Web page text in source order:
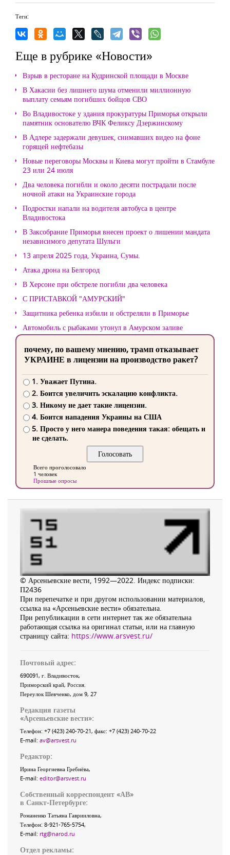
Теги:
Еще в рубрике «Новости»
Взрыв в ресторане на Кудринской площади в Москве
В Хакасии без лишнего шума отменили миллионную
выплату семьям погибших бойцов СВО
Во Владивостоке у здания прокуратуры Приморья открыли
памятник основателю ВЧК Феликсу Дзержинскому
В Адлере задержали девушек, снимавших видео на фоне
горящей нефтебазы
Новые переговоры Москвы и Киева могут пройти в Стамбуле
23 или 24 июля
Два человека погибли и около десяти пострадали после
ночной атаки на Украинские города
Подростки напали на водителя автобуса в центре
Владивостока
В Заксобрание Приморья внесен проект о лишении мандата
независимого депутата Шульги
13 апреля 2025 года, Украина, Сумы.
Атака дрона на Белгород
В Херсоне при обстреле погибли два человека
С ПРИСТАВКОЙ "АМУРСКИЙ"
Защитника ребенка избили и обстреляли в Приморье
Автомобиль с рыбаками утонул в Амурском заливе
почему, по вашему мнению, трамп отказывает
УКРАИНЕ в лицензии на производство ракет?
1. Уважает Путина.
2. Боится увеличить эскалацию конфликта.
3. Никому не дает такие лицензии.
4. Боится нападения Украины на США
5. Просто у него манера поведения такая: обещать и
не сделать.
Всего проголосовало
1 человек
Прошлые опросы
© Арсеньевские вести, 1992—2022. Индекс подписки:
П2436
При перепечатке и при другом использовании материалов,
ссылка на «Арсеньевские вести» обязательна.
При републикации в сети интернет так же обязательна
работающая ссылка на оригинал статьи, или на главную
страницу сайта: https://www.arsvest.ru/
Почтовый адрес:
690091, г. Владивосток,
Приморский край, Россия
Переулок Шевченко, дом 9, 27
Редакция газеты
«Арсеньевские вести»:
Телефон: +7 (423) 240-70-21, факс: +7 (423) 240-70-22
E-mail: av@arsvest.ru
Редактор:
Ирина Георгиевна Гребнёва,
E-mail: editor@arsvest.ru
Собственный корреспондент «АВ»
в Санкт-Петербурге:
Романенко Татьяна Гаврииловна,
Телефон: 8-921-765-5754,
E-mail: rtg@narod.ru
Отдел рекламы: